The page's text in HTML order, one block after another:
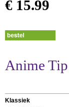
€ 15.99
Anime
Klassiek